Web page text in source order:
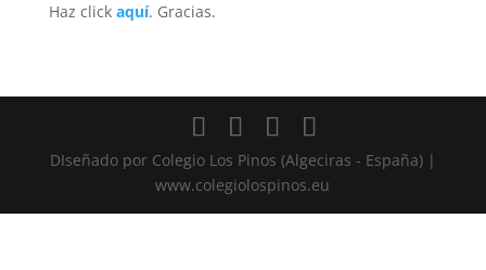
Haz click aquí. Gracias.
DIseñado por Colegio Los Pinos (Algeciras - España) |
www.colegiolospinos.eu